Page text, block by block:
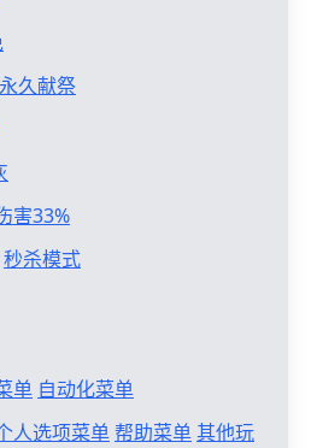
永久献祭
害33%
秒杀模式
单 自动化菜单
人选项菜单帮助菜单其他玩